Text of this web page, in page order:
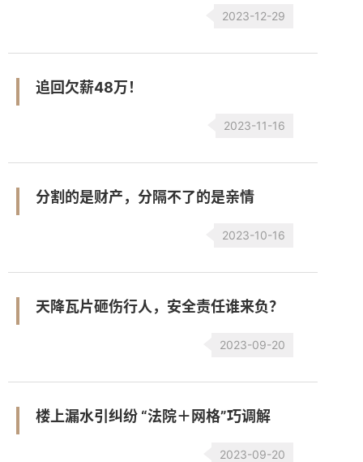
2023-12-29
追回欠薪48万！
2023-11-16
分割的是财产，分隔不了的是亲情
2023-10-16
天降瓦片砸伤行人，安全责任谁来负？
2023-09-20
楼上漏水引纠纷 “法院＋网格”巧调解
2023-09-20